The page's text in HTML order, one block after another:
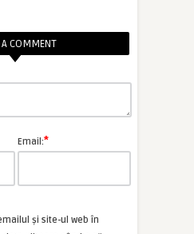
A COMMENT
Email:*
și site-ul web în